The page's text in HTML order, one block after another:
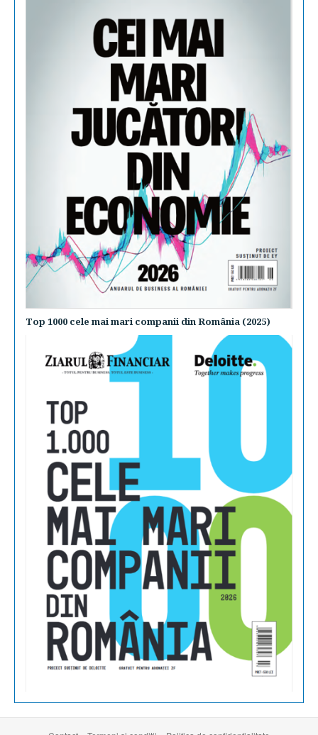
Top 1000 cele mai mari companii din România (2025)